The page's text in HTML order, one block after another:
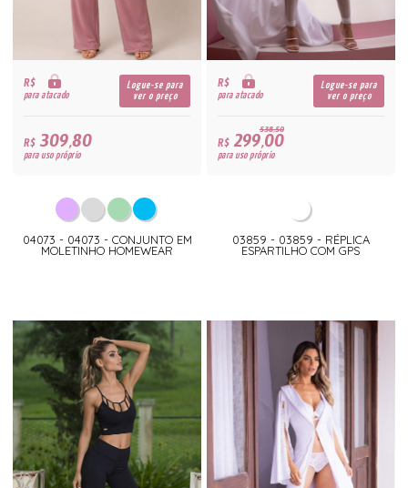
R$
para atacado
Logue-se para
ver o preço
R$309,80
para uso próprio
04073 - 04073 - CONJUNTO EM
MOLETINHO HOMEWEAR
R$
para atacado
Logue-se para
ver o preço
538,50
R$299,00
para uso próprio
03859 - 03859 - RÉPLICA
ESPARTILHO COM GPS